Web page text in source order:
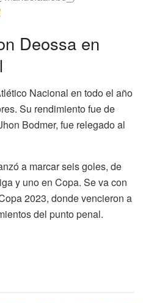
Deossa en
Nacional en todo el año
Su rendimiento fue de
Bodmer, fue relegado al
a marcar seis goles, de
y uno en Copa. Se va con
2023, donde vencieron a
del punto penal.